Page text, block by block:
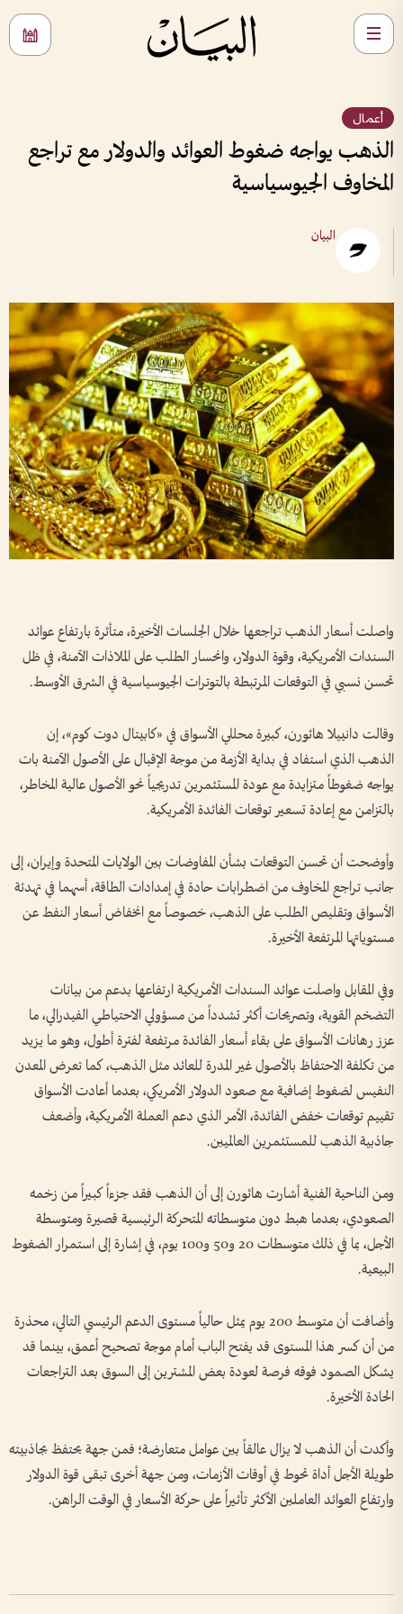
أعمال
الذهب يواجه ضغوط العوائد والدولار مع تراجع
المخاوف الجيوسياسية
البيان
واصلت أسعار الذهب تراجعها خلال الجلسات الأخيرة، متأثرة بارتفاع عوائد
السندات الأمريكية، وقوة الدولار، وانحسار الطلب على الملاذات الآمنة، في ظل
تحسن نسبي في التوقعات المرتبطة بالتوترات الجيوسياسية في الشرق الأوسط.
وقالت دانييلا هاثورن، كبيرة محللي الأسواق في «كابيتال دوت كوم»، إن
الذهب الذي استفاد في بداية الأزمة من موجة الإقبال على الأصول الآمنة بات
يواجه ضغوطاً متزايدة مع عودة المستثمرين تدريجياً نحو الأصول عالية المخاطر،
بالتزامن مع إعادة تسعير توقعات الفائدة الأمريكية.
وأوضحت أن تحسن التوقعات بشأن المفاوضات بين الولايات المتحدة وإيران، إلى
جانب تراجع المخاوف من اضطرابات حادة في إمدادات الطاقة، أسهما في تهدئة
الأسواق وتقليص الطلب على الذهب، خصوصاً مع انخفاض أسعار النفط عن
مستوياتها المرتفعة الأخيرة.
وفي المقابل واصلت عوائد السندات الأمريكية ارتفاعها بدعم من بيانات
التضخم القوية، وتصريحات أكثر تشدداً من مسؤولي الاحتياطي الفيدرالي، ما
عزز رهانات الأسواق على بقاء أسعار الفائدة مرتفعة لفترة أطول، وهو ما يزيد
من تكلفة الاحتفاظ بالأصول غير المدرة للعائد مثل الذهب، كما تعرض المعدن
النفيس لضغوط إضافية مع صعود الدولار الأمريكي، بعدما أعادت الأسواق
تقييم توقعات خفض الفائدة، الأمر الذي دعم العملة الأمريكية، وأضعف
جاذبية الذهب للمستثمرين العالميين.
ومن الناحية الفنية أشارت هاثورن إلى أن الذهب فقد جزءاً كبيراً من زخمه
الصعودي، بعدما هبط دون متوسطاته المتحركة الرئيسية قصيرة ومتوسطة
الأجل، بما في ذلك متوسطات 20 و50 و100 يوم، في إشارة إلى استمرار الضغوط
البيعية.
وأضافت أن متوسط 200 يوم يمثل حالياً مستوى الدعم الرئيسي التالي، محذرة
من أن كسر هذا المستوى قد يفتح الباب أمام موجة تصحيح أعمق، بينما قد
يشكل الصمود فوقه فرصة لعودة بعض المشترين إلى السوق بعد التراجعات
الحادة الأخيرة.
وأكدت أن الذهب لا يزال عالقاً بين عوامل متعارضة؛ فمن جهة يحتفظ بجاذبيته
طويلة الأجل أداة تحوط في أوقات الأزمات، ومن جهة أخرى تبقى قوة الدولار
وارتفاع العوائد العاملين الأكثر تأثيراً على حركة الأسعار في الوقت الراهن.